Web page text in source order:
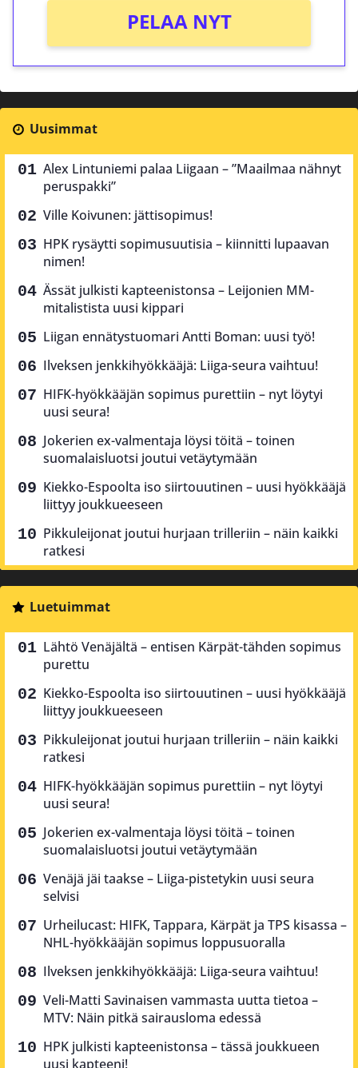
PELAA NYT
Uusimmat
Alex Lintuniemi palaa Liigaan – ”Maailmaa nähnyt
peruspakki”
Ville Koivunen: jättisopimus!
HPK rysäytti sopimusuutisia – kiinnitti lupaavan
nimen!
Ässät julkisti kapteenistonsa – Leijonien MM-
mitalistista uusi kippari
Liigan ennätystuomari Antti Boman: uusi työ!
Ilveksen jenkkihyökkääjä: Liiga-seura vaihtuu!
HIFK-hyökkääjän sopimus purettiin – nyt löytyi
uusi seura!
Jokerien ex-valmentaja löysi töitä – toinen
suomalaisluotsi joutui vetäytymään
Kiekko-Espoolta iso siirtouutinen – uusi hyökkääjä
liittyy joukkueeseen
Pikkuleijonat joutui hurjaan trilleriin – näin kaikki
ratkesi
Luetuimmat
Lähtö Venäjältä – entisen Kärpät-tähden sopimus
purettu
Kiekko-Espoolta iso siirtouutinen – uusi hyökkääjä
liittyy joukkueeseen
Pikkuleijonat joutui hurjaan trilleriin – näin kaikki
ratkesi
HIFK-hyökkääjän sopimus purettiin – nyt löytyi
uusi seura!
Jokerien ex-valmentaja löysi töitä – toinen
suomalaisluotsi joutui vetäytymään
Venäjä jäi taakse – Liiga-pistetykin uusi seura
selvisi
Urheilucast: HIFK, Tappara, Kärpät ja TPS kisassa –
NHL-hyökkääjän sopimus loppusuoralla
Ilveksen jenkkihyökkääjä: Liiga-seura vaihtuu!
Veli-Matti Savinaisen vammasta uutta tietoa –
MTV: Näin pitkä sairausloma edessä
HPK julkisti kapteenistonsa – tässä joukkueen
uusi kapteeni!